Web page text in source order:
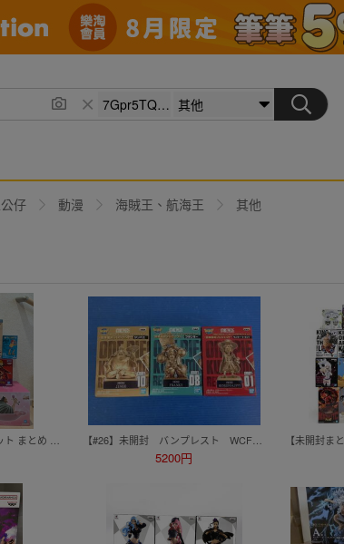
仔 動漫 海賊王、航海王 其他
5200円